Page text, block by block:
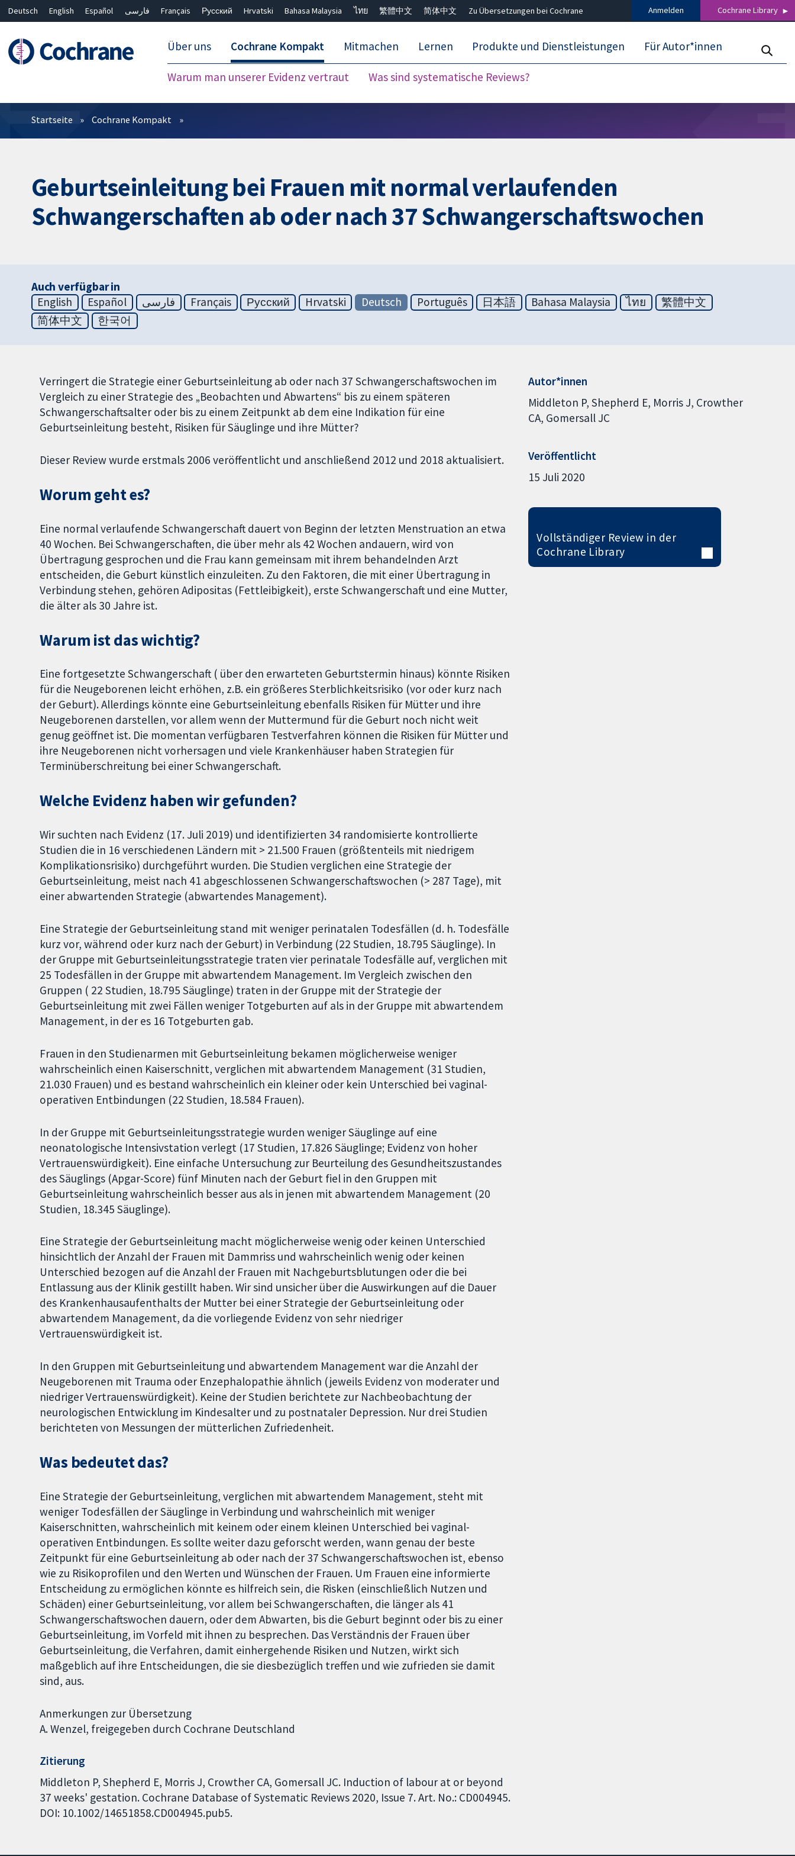
Deutsch English Español فارسی Français Русский Hrvatski Bahasa Malaysia ไทย 繁體中文 简体中文 Zu Übersetzungen bei Cochrane Anmelden Cochrane Library
Über uns Cochrane Kompakt
Warum man unserer Evidenz vertraut Was sind systematische Reviews?
Mitmachen Lernen Produkte und Dienstleistungen Für Autor*innen
Filter
Startseite Cochrane Kompakt
Geburtseinleitung bei Frauen mit normal verlaufenden
Schwangerschaften ab oder nach 37 Schwangerschaftswochen
Auch verfügbar in
English
Español فارسی Français Русский Hrvatski Deutsch Português 日本語 Bahasa Malaysia ไทย
繁體中文
简体中文
한국어
Verringert die Strategie einer Geburtseinleitung ab oder nach 37 Schwangerschaftswochen im
Vergleich zu einer Strategie des „Beobachten und Abwartens“ bis zu einem späteren
Schwangerschaftsalter oder bis zu einem Zeitpunkt ab dem eine Indikation für eine
Geburtseinleitung besteht, Risiken für Säuglinge und ihre Mütter?
Dieser Review wurde erstmals 2006 veröffentlicht und anschließend 2012 und 2018 aktualisiert.
Worum geht es?
Eine normal verlaufende Schwangerschaft dauert von Beginn der letzten Menstruation an etwa
40 Wochen. Bei Schwangerschaften, die über mehr als 42 Wochen andauern, wird von
Übertragung gesprochen und die Frau kann gemeinsam mit ihrem behandelnden Arzt
entscheiden, die Geburt künstlich einzuleiten. Zu den Faktoren, die mit einer Übertragung in
Verbindung stehen, gehören Adipositas (Fettleibigkeit), erste Schwangerschaft und eine Mutter,
die älter als 30 Jahre ist.
Warum ist das wichtig?
Eine fortgesetzte Schwangerschaft ( über den erwarteten Geburtstermin hinaus) könnte Risiken
für die Neugeborenen leicht erhöhen, z.B. ein größeres Sterblichkeitsrisiko (vor oder kurz nach
der Geburt). Allerdings könnte eine Geburtseinleitung ebenfalls Risiken für Mütter und ihre
Neugeborenen darstellen, vor allem wenn der Muttermund für die Geburt noch nicht weit
genug geöffnet ist. Die momentan verfügbaren Testverfahren können die Risiken für Mütter und
ihre Neugeborenen nicht vorhersagen und viele Krankenhäuser haben Strategien für
Terminüberschreitung bei einer Schwangerschaft.
Welche Evidenz haben wir gefunden?
Wir suchten nach Evidenz (17. Juli 2019) und identifizierten 34 randomisierte kontrollierte
Studien die in 16 verschiedenen Ländern mit > 21.500 Frauen (größtenteils mit niedrigem
Komplikationsrisiko) durchgeführt wurden. Die Studien verglichen eine Strategie der
Geburtseinleitung, meist nach 41 abgeschlossenen Schwangerschaftswochen (> 287 Tage), mit
einer abwartenden Strategie (abwartendes Management).
Eine Strategie der Geburtseinleitung stand mit weniger perinatalen Todesfällen (d. h. Todesfälle
kurz vor, während oder kurz nach der Geburt) in Verbindung (22 Studien, 18.795 Säuglinge). In
der Gruppe mit Geburtseinleitungsstrategie traten vier perinatale Todesfälle auf, verglichen mit
25 Todesfällen in der Gruppe mit abwartendem Management. Im Vergleich zwischen den
Gruppen ( 22 Studien, 18.795 Säuglinge) traten in der Gruppe mit der Strategie der
Geburtseinleitung mit zwei Fällen weniger Totgeburten auf als in der Gruppe mit abwartendem
Management, in der es 16 Totgeburten gab.
Frauen in den Studienarmen mit Geburtseinleitung bekamen möglicherweise weniger
wahrscheinlich einen Kaiserschnitt, verglichen mit abwartendem Management (31 Studien,
21.030 Frauen) und es bestand wahrscheinlich ein kleiner oder kein Unterschied bei vaginal-
operativen Entbindungen (22 Studien, 18.584 Frauen).
In der Gruppe mit Geburtseinleitungsstrategie wurden weniger Säuglinge auf eine
neonatologische Intensivstation verlegt (17 Studien, 17.826 Säuglinge; Evidenz von hoher
Vertrauenswürdigkeit). Eine einfache Untersuchung zur Beurteilung des Gesundheitszustandes
des Säuglings (Apgar-Score) fünf Minuten nach der Geburt fiel in den Gruppen mit
Geburtseinleitung wahrscheinlich besser aus als in jenen mit abwartendem Management (20
Studien, 18.345 Säuglinge).
Eine Strategie der Geburtseinleitung macht möglicherweise wenig oder keinen Unterschied
hinsichtlich der Anzahl der Frauen mit Dammriss und wahrscheinlich wenig oder keinen
Unterschied bezogen auf die Anzahl der Frauen mit Nachgeburtsblutungen oder die bei
Entlassung aus der Klinik gestillt haben. Wir sind unsicher über die Auswirkungen auf die Dauer
des Krankenhausaufenthalts der Mutter bei einer Strategie der Geburtseinleitung oder
abwartendem Management, da die vorliegende Evidenz von sehr niedriger
Vertrauenswürdigkeit ist.
In den Gruppen mit Geburtseinleitung und abwartendem Management war die Anzahl der
Neugeborenen mit Trauma oder Enzephalopathie ähnlich (jeweils Evidenz von moderater und
niedriger Vertrauenswürdigkeit). Keine der Studien berichtete zur Nachbeobachtung der
neurologischen Entwicklung im Kindesalter und zu postnataler Depression. Nur drei Studien
berichteten von Messungen der mütterlichen Zufriedenheit.
Was bedeutet das?
Eine Strategie der Geburtseinleitung, verglichen mit abwartendem Management, steht mit
weniger Todesfällen der Säuglinge in Verbindung und wahrscheinlich mit weniger
Kaiserschnitten, wahrscheinlich mit keinem oder einem kleinen Unterschied bei vaginal-
operativen Entbindungen. Es sollte weiter dazu geforscht werden, wann genau der beste
Zeitpunkt für eine Geburtseinleitung ab oder nach der 37 Schwangerschaftswochen ist, ebenso
wie zu Risikoprofilen und den Werten und Wünschen der Frauen. Um Frauen eine informierte
Entscheidung zu ermöglichen könnte es hilfreich sein, die Risken (einschließlich Nutzen und
Schäden) einer Geburtseinleitung, vor allem bei Schwangerschaften, die länger als 41
Schwangerschaftswochen dauern, oder dem Abwarten, bis die Geburt beginnt oder bis zu einer
Geburtseinleitung, im Vorfeld mit ihnen zu besprechen. Das Verständnis der Frauen über
Geburtseinleitung, die Verfahren, damit einhergehende Risiken und Nutzen, wirkt sich
maßgeblich auf ihre Entscheidungen, die sie diesbezüglich treffen und wie zufrieden sie damit
sind, aus.
Anmerkungen zur Übersetzung
A. Wenzel, freigegeben durch Cochrane Deutschland
Zitierung
Middleton P, Shepherd E, Morris J, Crowther CA, Gomersall JC. Induction of labour at or beyond
37 weeks' gestation. Cochrane Database of Systematic Reviews 2020, Issue 7. Art. No.: CD004945.
DOI: 10.1002/14651858.CD004945.pub5.
Autor*innen
Middleton P Shepherd E Morris J Crowther
CA Gomersall JC
Veröffentlicht
15 Juli 2020
Vollständiger Review in der
Cochrane Library